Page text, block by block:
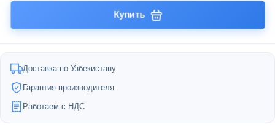
Купить
Доставка по Узбекистану
Гарантия производителя
Работаем с НДС